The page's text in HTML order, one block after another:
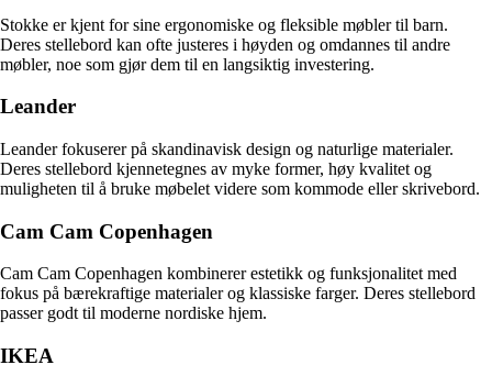
Stokke er kjent for sine ergonomiske og fleksible møbler til barn.
Deres stellebord kan ofte justeres i høyden og omdannes til andre
møbler, noe som gjør dem til en langsiktig investering.
Leander
Leander fokuserer på skandinavisk design og naturlige materialer.
Deres stellebord kjennetegnes av myke former, høy kvalitet og
muligheten til å bruke møbelet videre som kommode eller skrivebord.
Cam Cam Copenhagen
Cam Cam Copenhagen kombinerer estetikk og funksjonalitet med
fokus på bærekraftige materialer og klassiske farger. Deres stellebord
passer godt til moderne nordiske hjem.
IKEA